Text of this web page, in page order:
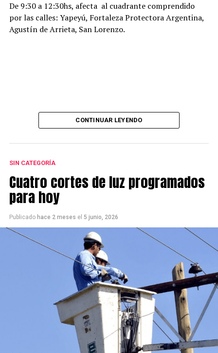
De 9:30 a 12:30hs, afecta al cuadrante comprendido
por las calles: Yapeyú, Fortaleza Protectora Argentina,
Agustín de Arrieta, San Lorenzo.
CONTINUAR LEYENDO
SIN CATEGORÍA
Cuatro cortes de luz programados
para hoy
Publicado hace 2 meses el 5 junio, 2026